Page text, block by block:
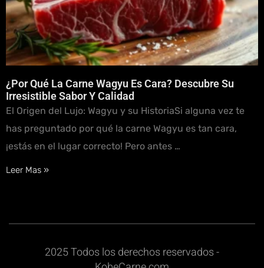
¿Por Qué La Carne Wagyu Es Cara? Descubre Su
Irresistible Sabor Y Calidad
El Origen del Lujo: Wagyu y su HistoriaSi alguna vez te
has preguntado por qué la carne Wagyu es tan cara,
¡estás en el lugar correcto! Pero antes …
Leer Mas »
2025 Todos los derechos reservados -